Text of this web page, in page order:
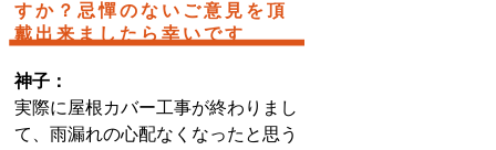
すか？忌憚のないご意見を頂
戴出来ましたら幸いです
神子：
実際に屋根カバー工事が終わりまし
て、雨漏れの心配なくなったと思う